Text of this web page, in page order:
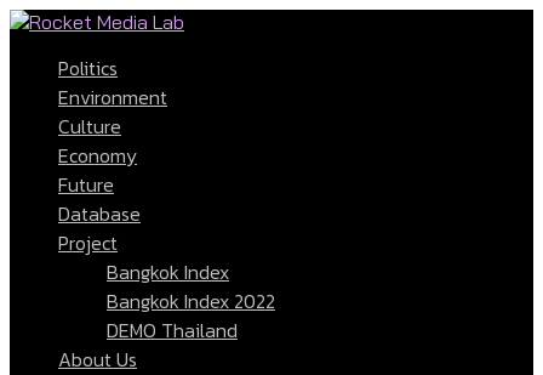
Politics
Environment
Culture
Economy
Future
Database
Project
Bangkok Index
Bangkok Index 2022
DEMO Thailand
About Us